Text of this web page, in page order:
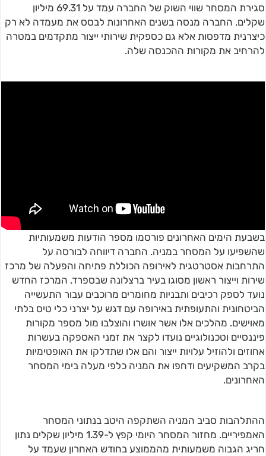
סגירת המסחר שווי השוק של החברה עמד על 69.31 מיליון
שקלים. החברה מנסה בשנים האחרונות לבסס את מעמדה לא רק
כיצרנית מדפסות אלא גם כספקית שירותי ייצור מתקדמים במטרה
להרחיב את מקורות ההכנסה שלה.
בשבעת הימים האחרונים פורסמו מספר הודעות משמעותיות
שהשפיעו על המסחר במניה. החברה דיווחה לבורסה על
התרחבות אסטרטגית לאירופה הכוללת פתיחה והפעלה של מרכז
שירות וייצור ראשון מסוגו בעיר ברצלונה שבספרד. המרכז החדש
נועד לספק רכיבים ותבניות מחומרים מרוכבים עבור התעשייה
הביטחונית והתעופתית באירופה עם דגש על יצרני כלי טיס בלתי
מאוישים. מהלכים אלו אשר אושרו והוצלבו מול מספר מקורות
פיננסיים וטכנולוגיים נועדו לקצר את זמני האספקה בעשרות
אחוזים ולהוזיל עלויות ייצור והם אלו שתדלקו את האופטימיות
בקרב המשקיעים ודחפו את המניה כלפי מעלה בימי המסחר
האחרונים.
ההתלהבות סביב המניה השתקפה היטב בנתוני המסחר
האמפיריים. מחזור המסחר היומי קפץ ל-1.39 מיליון שקלים נתון
חריג הגבוה משמעותית מהממוצע בחודש האחרון שעמד על